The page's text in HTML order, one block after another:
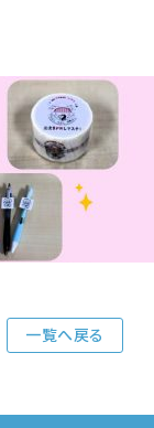
一覧へ戻る